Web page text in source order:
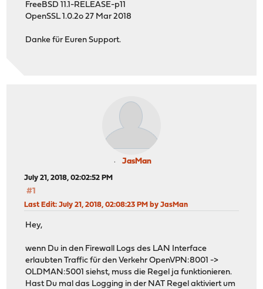
FreeBSD 11.1-RELEASE-p11
OpenSSL 1.0.2o 27 Mar 2018
Danke für Euren Support.
JasMan
July 21, 2018, 02:02:52 PM
#1
Last Edit: July 21, 2018, 02:08:23 PM by JasMan
Hey,
wenn Du in den Firewall Logs des LAN Interface
erlaubten Traffic für den Verkehr OpenVPN:8001 ->
OLDMAN:5001 siehst, muss die Regel ja funktionieren.
Hast Du mal das Logging in der NAT Regel aktiviert um